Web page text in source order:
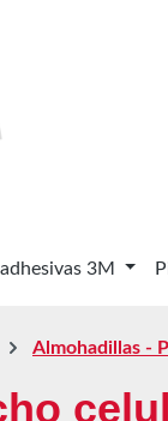
3M
Almohadillas -